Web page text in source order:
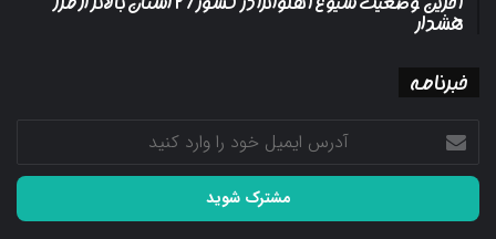
هشدار
خبرنامه
آدرس
ایمیل
خود
وارد